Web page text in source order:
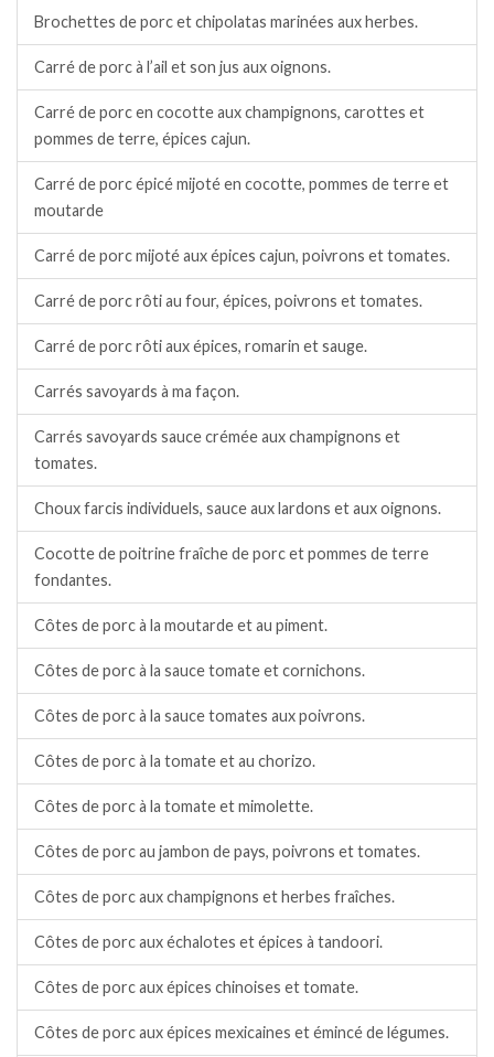
Brochettes de porc et chipolatas marinées aux herbes.
Carré de porc à l’ail et son jus aux oignons.
Carré de porc en cocotte aux champignons, carottes et
pommes de terre, épices cajun.
Carré de porc épicé mijoté en cocotte, pommes de terre et
moutarde
Carré de porc mijoté aux épices cajun, poivrons et tomates.
Carré de porc rôti au four, épices, poivrons et tomates.
Carré de porc rôti aux épices, romarin et sauge.
Carrés savoyards à ma façon.
Carrés savoyards sauce crémée aux champignons et
tomates.
Choux farcis individuels, sauce aux lardons et aux oignons.
Cocotte de poitrine fraîche de porc et pommes de terre
fondantes.
Côtes de porc à la moutarde et au piment.
Côtes de porc à la sauce tomate et cornichons.
Côtes de porc à la sauce tomates aux poivrons.
Côtes de porc à la tomate et au chorizo.
Côtes de porc à la tomate et mimolette.
Côtes de porc au jambon de pays, poivrons et tomates.
Côtes de porc aux champignons et herbes fraîches.
Côtes de porc aux échalotes et épices à tandoori.
Côtes de porc aux épices chinoises et tomate.
Côtes de porc aux épices mexicaines et émincé de légumes.